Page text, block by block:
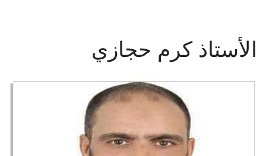
الأنظمة الذكية
الأستاذ كرم حجازي